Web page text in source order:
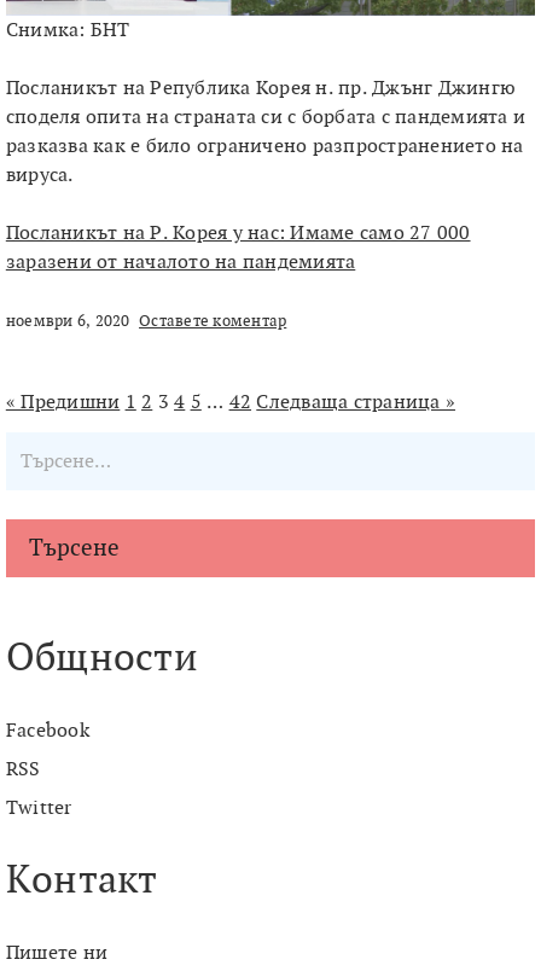
Снимка: БНТ
Посланикът на Република Корея н. пр. Джънг Джингю
споделя опита на страната си с борбата с пандемията и
разказва как е било ограничено разпространението на
вируса.
Посланикът на Р. Корея у нас: Имаме само 27 000
заразени от началото на пандемията
ноември 6, 2020 Оставете коментар
« Предишни 1 2 3 4 5 … 42 Следваща страница »
Търсене
Общности
Facebook
RSS
Twitter
Контакт
Пишете ни